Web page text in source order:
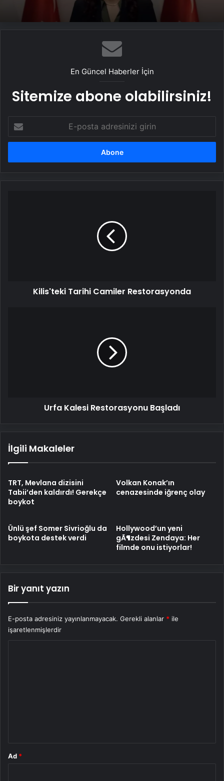
En Güncel Haberler İçin
Sitemize abone olabilirsiniz!
posta
adresinizi
Kilis'teki Tarihi Camiler Restorasyonda
Urfa Kalesi Restorasyonu Başladı
İlgili Makaleler
TRT, Mevlana dizisini
Tabii’den kaldırdı! Gerekçe
boykot
Volkan Konak’ın
cenazesinde iğrenç olay
Ünlü şef Somer Sivrioğlu da
boykota destek verdi
Hollywood’un yeni
gÃ¶zdesi Zendaya: Her
filmde onu istiyorlar!
Bir yanıt yazın
E-posta adresiniz yayınlanmayacak. Gerekli alanlar * ile
işaretlenmişlerdir
Ad *